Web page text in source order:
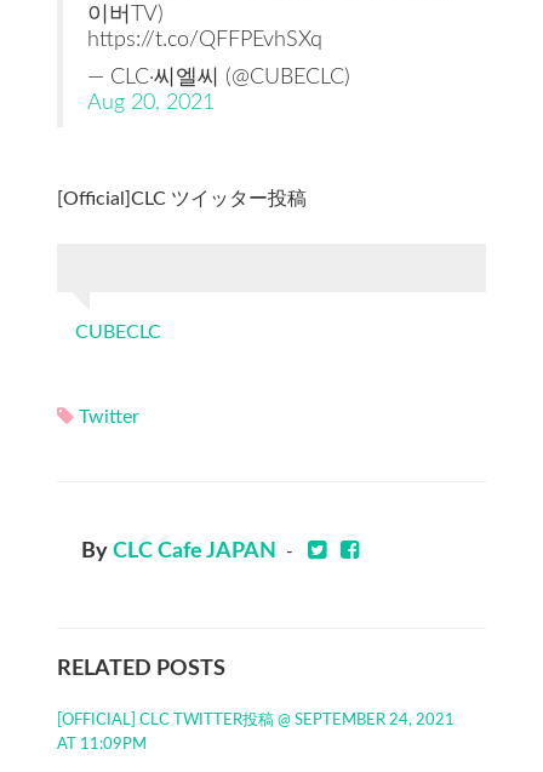
이버TV)
https://t.co/QFFPEvhSXq
— CLC·씨엘씨 (@CUBECLC)
Aug 20, 2021
[Official]CLC ツイッター投稿
CUBECLC
Twitter
By CLC Cafe JAPAN -
RELATED POSTS
[OFFICIAL] CLC TWITTER投稿 @ SEPTEMBER 24, 2021
AT 11:09PM